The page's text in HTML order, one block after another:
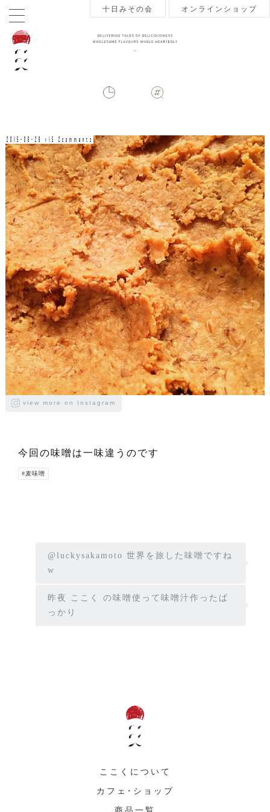
十日みその会 オンラインショップ
2015-06-29 v15 2comments
view more on Instagram
今回の味噌は一味違うのです
#麦味噌
@luckysakamoto 世界を旅した味噌ですね
w
昨夜 ここく の味噌使って味噌汁作ったば
っかり
ここくについて
カフェ・ショップ